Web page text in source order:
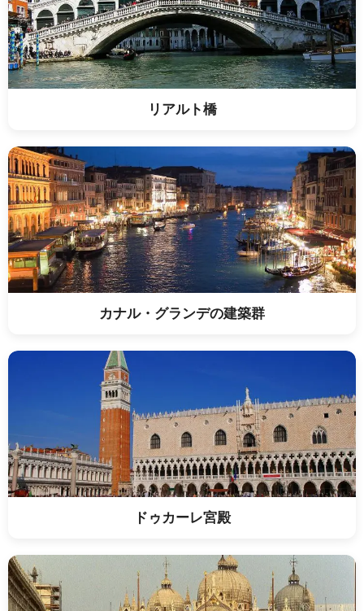
リアルト橋
カナル・グランデの建築群
ドゥカーレ宮殿